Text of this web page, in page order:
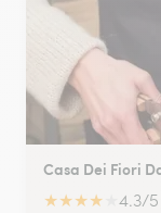
Casa Dei Fiori
★★★★ 4.3/